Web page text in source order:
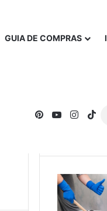
GUIA DE COMPRAS
PinterestYouTube